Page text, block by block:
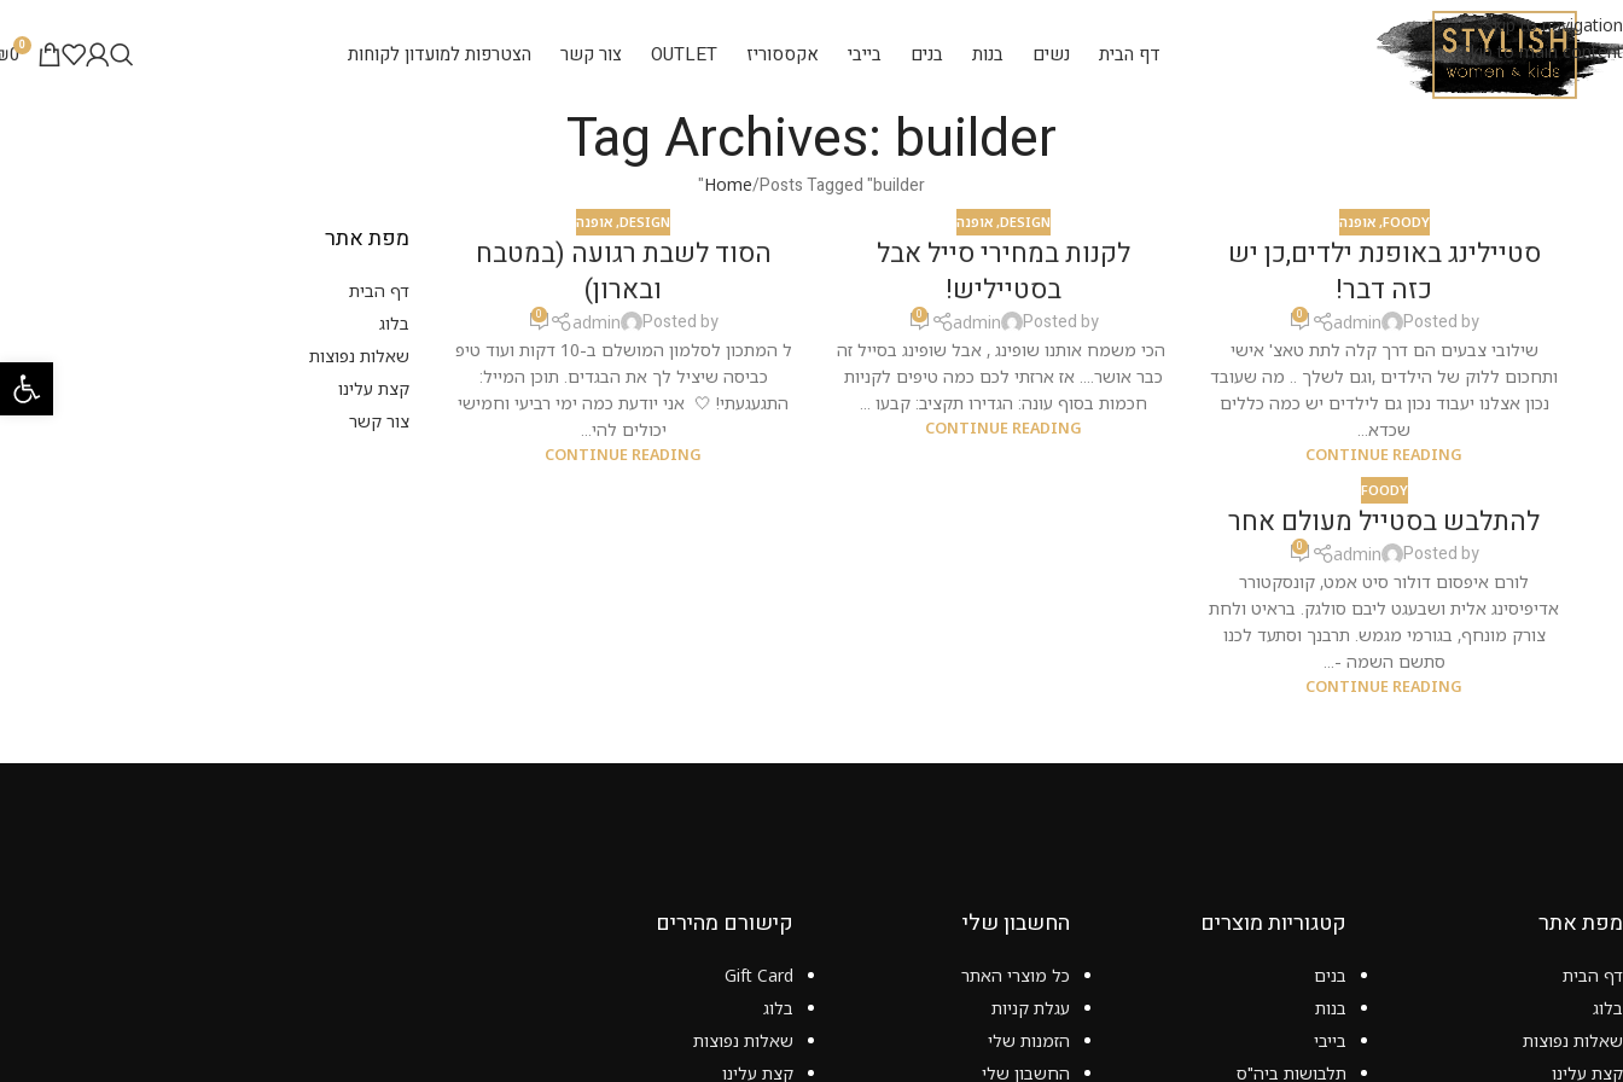
Skip to navigation
Skip to main content
דף הבית נשים בנות בנים בייבי אקססוריז OUTLET צור קשר הצטרפות למועדון לקוחות 0
0
Tag Archives: builder
Home Posts Tagged "builder"
FOODY
,אופנה
סטיילינג באופנת ילדים,כן יש
כזה דבר!
Posted by
admin
0
שילובי צבעים הם דרך קלה לתת טאצ' אישי
ותחכום ללוק של הילדים ,וגם לשלך .. מה שעובד
נכון אצלנו יעבוד נכון גם לילדים יש כמה כללים
שכדא...
CONTINUE READING
DESIGN
, אופנה
לקנות במחירי סייל אבל
בסטייליש!
Posted by
admin
0
הכי משמח אותנו שופינג , אבל שופינג בסייל זה
כבר אושר.... אז ארזתי לכם כמה טיפים לקניות
חכמות בסוף עונה: הגדירו תקציב: קבעו ...
CONTINUE READING
DESIGN
, אופנה
הסוד לשבת רגועה (במטבח
ובארון)
Posted by
admin
0
ל המתכון לסלמון המושלם ב-10 דקות ועוד טיפ
כביסה שיציל לך את הבגדים. תוכן המייל:
התגעגעתי! 🤍 אני יודעת כמה ימי רביעי וחמישי
יכולים להי...
CONTINUE READING
FOODY
להתלבש בסטייל מעולם אחר
Posted by
admin
0
לורם איפסום דולור סיט אמט, קונסקטורר
אדיפיסינג אלית ושבעגט ליבם סולגק. בראיט ולחת
צורק מונחף, בגורמי מגמש. תרבנך וסתעד לכנו
סתשם השמה -...
CONTINUE READING
מפת אתר
דף הבית
בלוג
שאלות נפוצות
קצת עלינו
צור קשר
מפת אתר
דף הבית
בלוג
שאלות נפוצות
קצת עלינו
קטגוריות מוצרים
בנים
בנות
בייבי
תלבושות ביה"ס
החשבון שלי
כל מוצרי האתר
עגלת קניות
הזמנות שלי
החשבון שלי
קישורם מהירים
Gift Card
בלוג
שאלות נפוצות
קצת עלינו
פתח